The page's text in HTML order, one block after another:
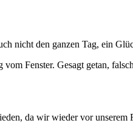
nicht den ganzen Tag, ein
Fenster. Gesagt getan,
da wir wieder vor unserem